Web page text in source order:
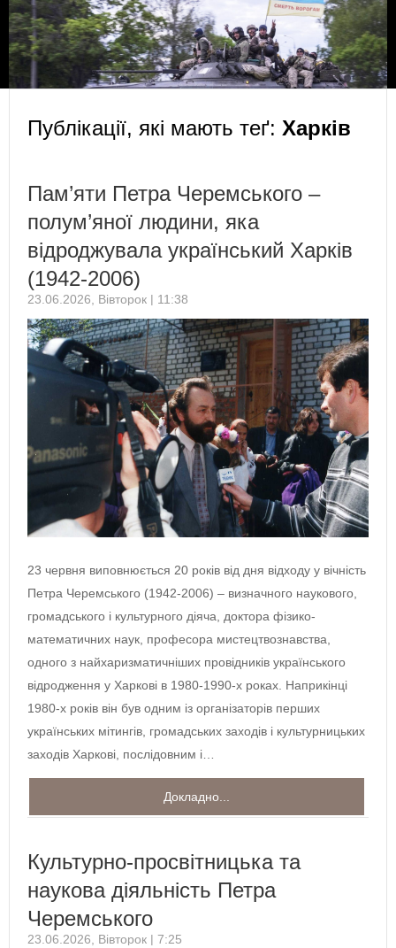
Публікації, які мають теґ: Харків
Пам’яти Петра Черемського –
полум’яної людини, яка
відроджувала український Харків
(1942-2006)
23.06.2026, Вівторок | 11:38
23 червня виповнюється 20 років від дня відходу у вічність
Петра Черемського (1942-2006) – визначного наукового,
громадського і культурного діяча, доктора фізико-
математичних наук, професора мистецтвознавства,
одного з найхаризматичніших провідників українського
відродження у Харкові в 1980-1990-х роках. Наприкінці
1980-х років він був одним із організаторів перших
українських мітингів, громадських заходів і культурницьких
заходів Харкові, послідовним і…
Докладно...
Культурно-просвітницька та
наукова діяльність Петра
Черемського
23.06.2026, Вівторок | 7:25